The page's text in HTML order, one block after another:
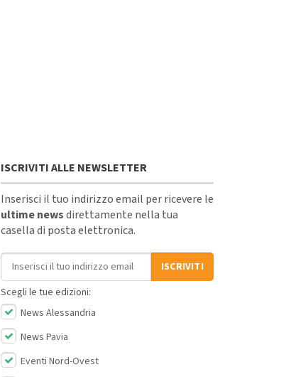
ISCRIVITI ALLE NEWSLETTER
Inserisci il tuo indirizzo email per ricevere le
ultime newsdirettamente nella tua
casella di posta elettronica.
Indirizzo email
ISCRIVITI
Scegli le tue edizioni:
News Alessandria
News Pavia
Eventi Nord-Ovest